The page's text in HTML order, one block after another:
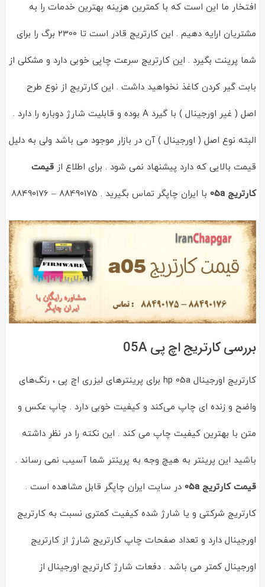
افتخار ما این است که با کمترین هزینه بهترین خدمات را به
مشتریان ارایه دهیم . این کارتریج قادر است تا 2300 برگ را برای
شما پرینت بگیرد . این کارتریج سرعت چاپی خوبی دارد و مشکلی از
بابت گیر کردن کاغذ نخواهید داشت . این کارتریج از نوع طرح
اصل ( غیر اورجینال ) با گیرد A بوده و قابلیت شارژ دوباره را دارد .
البته نوع اصل ( اورجینال ) آن در بازار موجود می باشد ولی به دلیل
قیمت بالایی که دارد پیشنهاد نمی شود . برای اطلاع از قیمت
کارتریج 05a با ایران چاپگر تماس بگیرید . 88490175 – 88490176
بررسی کارتریج اچ پی 05A
کارتریج اورجینال hp 05a برای پرینترهای لیزری اچ پی ، رنگ‌های
واضح و زنده ای چاپ می‌کند و کیفیت خوبی دارد . چاپ عکس و
متن با بهترین کیفیت چاپ می کند . این نکته را در نظر داشته
باشید این پرینتر به هیچ وجه به پرینتر شما آسیب نمی رساند .
قیمت کارتریج 05a در سایت ایران چاپگر قابل مشاهده است .
کارتریج شرکتی و یا شارژ شده کیفیت کمتری نسبت به کارتریج
اورجینال دارد و تعداد صفحات چاپ کارتریج شارژ از کارتریج
اورجینال کمتر می باشد . دفعات شارژ کارتریج اورجینال از